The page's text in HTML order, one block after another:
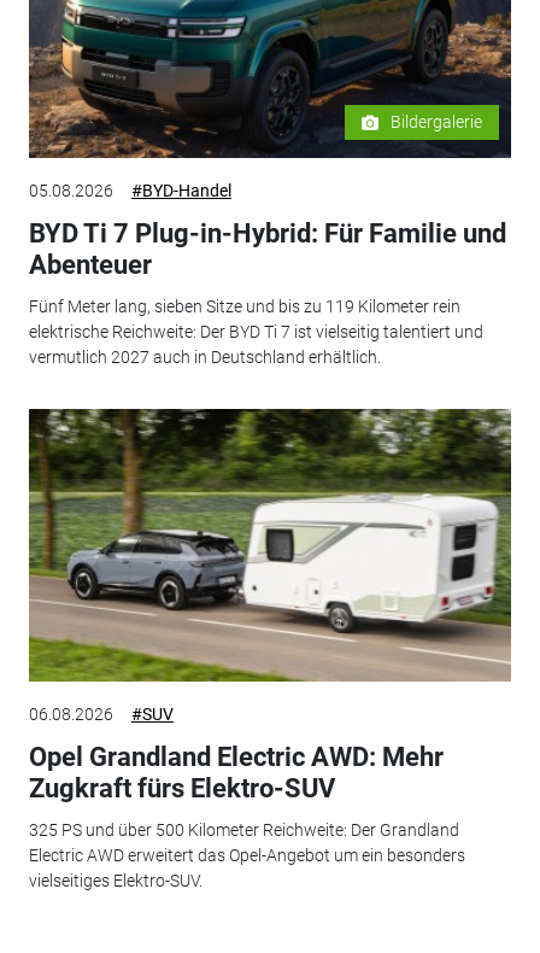
Bildergalerie
05.08.2026 #BYD-Handel
BYD Ti 7 Plug-in-Hybrid: Für Familie und
Abenteuer
Fünf Meter lang, sieben Sitze und bis zu 119 Kilometer rein
elektrische Reichweite: Der BYD Ti 7 ist vielseitig talentiert und
vermutlich 2027 auch in Deutschland erhältlich.
06.08.2026 #SUV
Opel Grandland Electric AWD: Mehr
Zugkraft fürs Elektro-SUV
325 PS und über 500 Kilometer Reichweite: Der Grandland
Electric AWD erweitert das Opel-Angebot um ein besonders
vielseitiges Elektro-SUV.